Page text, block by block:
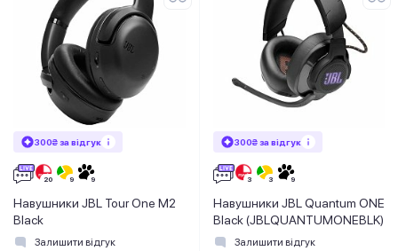
300₴ за відгук
Навушники JBL Tour One M2
Black
Залишити відгук
300₴ за відгук
Навушники JBL Quantum ONE
Black (JBLQUANTUMONEBLK)
Залишити відгук